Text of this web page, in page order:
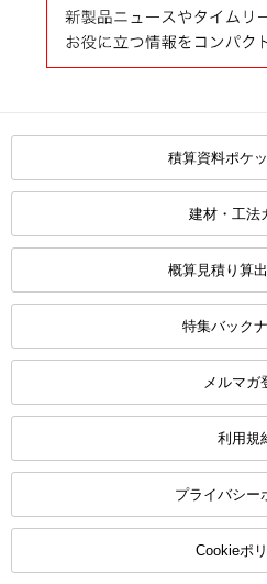
積算資料ポケ
建材・工法
概算見積り算
特集バック
メルマガ
利用規
プライバシー
Cookieポ